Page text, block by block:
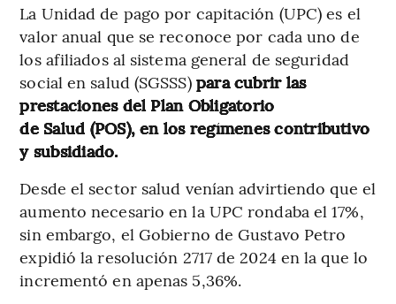
La Unidad de pago por capitación (UPC) es el
valor anual que se reconoce por cada uno de
los afiliados al sistema general de seguridad
social en salud (SGSSS) para cubrir las
prestaciones del Plan Obligatorio
de Salud (POS), en los regímenes contributivo
y subsidiado.
Desde el sector salud venían advirtiendo que el
aumento necesario en la UPC rondaba el 17%,
sin embargo, el Gobierno de Gustavo Petro
expidió la resolución 2717 de 2024 en la que lo
incrementó en apenas 5,36%.